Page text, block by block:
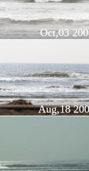
Oct,03
Aug,18